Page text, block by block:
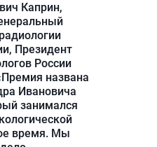
Каприн,
Президент
России
названа
Ивановича
занимался
время. Мы